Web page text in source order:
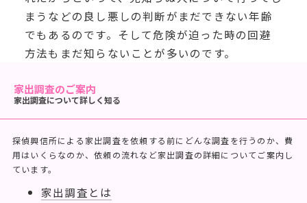
まうなどの良し悪しの判断がまだできない年齢
でもあるのです。そして危険が迫った時の回避
方法もまだ知らないことが多いのです。
家出調査のご案内
家出調査について詳しく知る
探偵興信所による家出調査を依頼する前にどんな調査を行うのか、費
用はいくらなのか、依頼の流れなど家出調査の詳細についてご案内し
ています。
家出調査とは